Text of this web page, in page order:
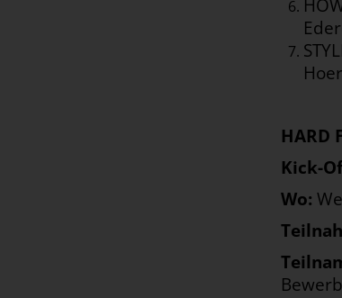
HARD
Kick-
Wo: